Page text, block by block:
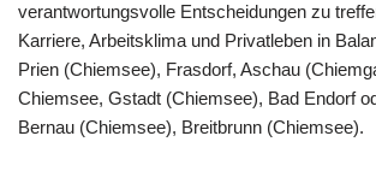
verantwortungsvolle Entscheidungen zu
Karriere, Arbeitsklima und Privatleben in
Prien (Chiemsee), Frasdorf, Aschau
Chiemsee, Gstadt (Chiemsee), Bad Endorf
Bernau (Chiemsee), Breitbrunn (Chiemsee).